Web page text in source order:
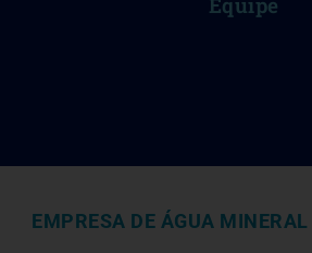
EMPRESA DE ÁGUA